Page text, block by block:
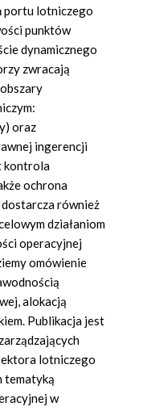
portu lotniczego
punktów
dynamicznego
zwracają
oraz
ingerencji
kontrola
ochrona
również
działaniom
operacyjnej
omówienie
alokacją
Publikacja jest
lotniczego
tematyką
w